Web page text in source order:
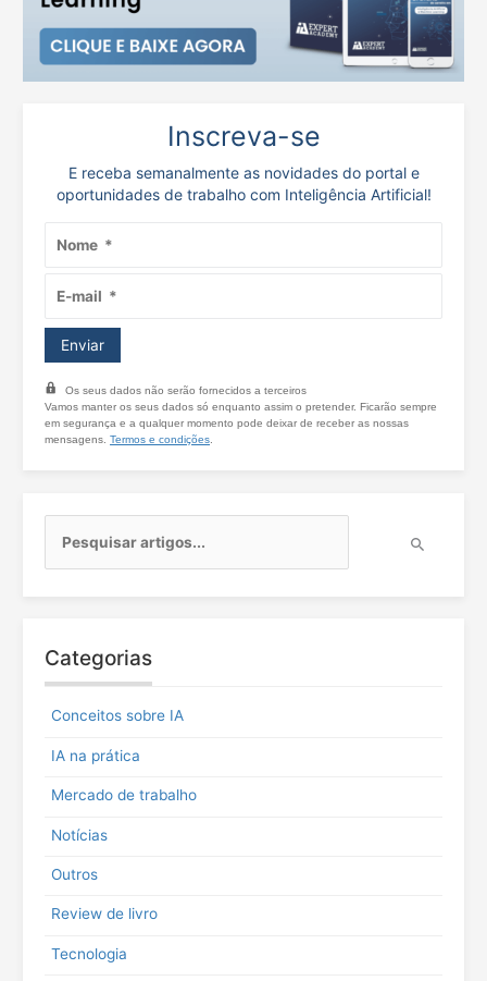
Inscreva-se
E receba semanalmente as novidades do portal e
oportunidades de trabalho com Inteligência Artificial!
Os seus dados não serão fornecidos a terceiros
Vamos manter os seus dados só enquanto assim o pretender. Ficarão sempre
em segurança e a qualquer momento pode deixar de receber as nossas
mensagens.Termos e condições.
s
s
p
Categorias
Conceitos sobre IA
IA na prática
Mercado de trabalho
Notícias
Outros
Review de livro
Tecnologia